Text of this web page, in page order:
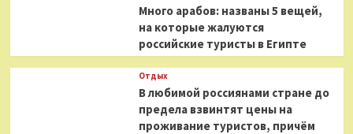
Много арабов: названы 5 вещей,
на которые жалуются
российские туристы в Египте
Отдых
В любимой россиянами стране до
предела взвинтят цены на
проживание туристов, причём